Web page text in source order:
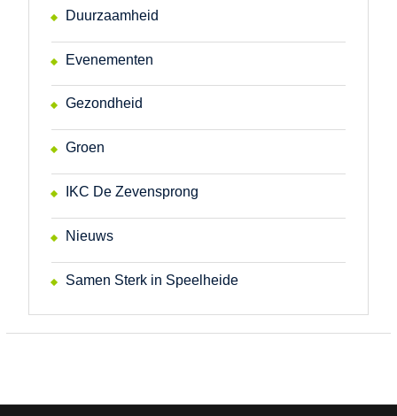
Duurzaamheid
Evenementen
Gezondheid
Groen
IKC De Zevensprong
Nieuws
Samen Sterk in Speelheide